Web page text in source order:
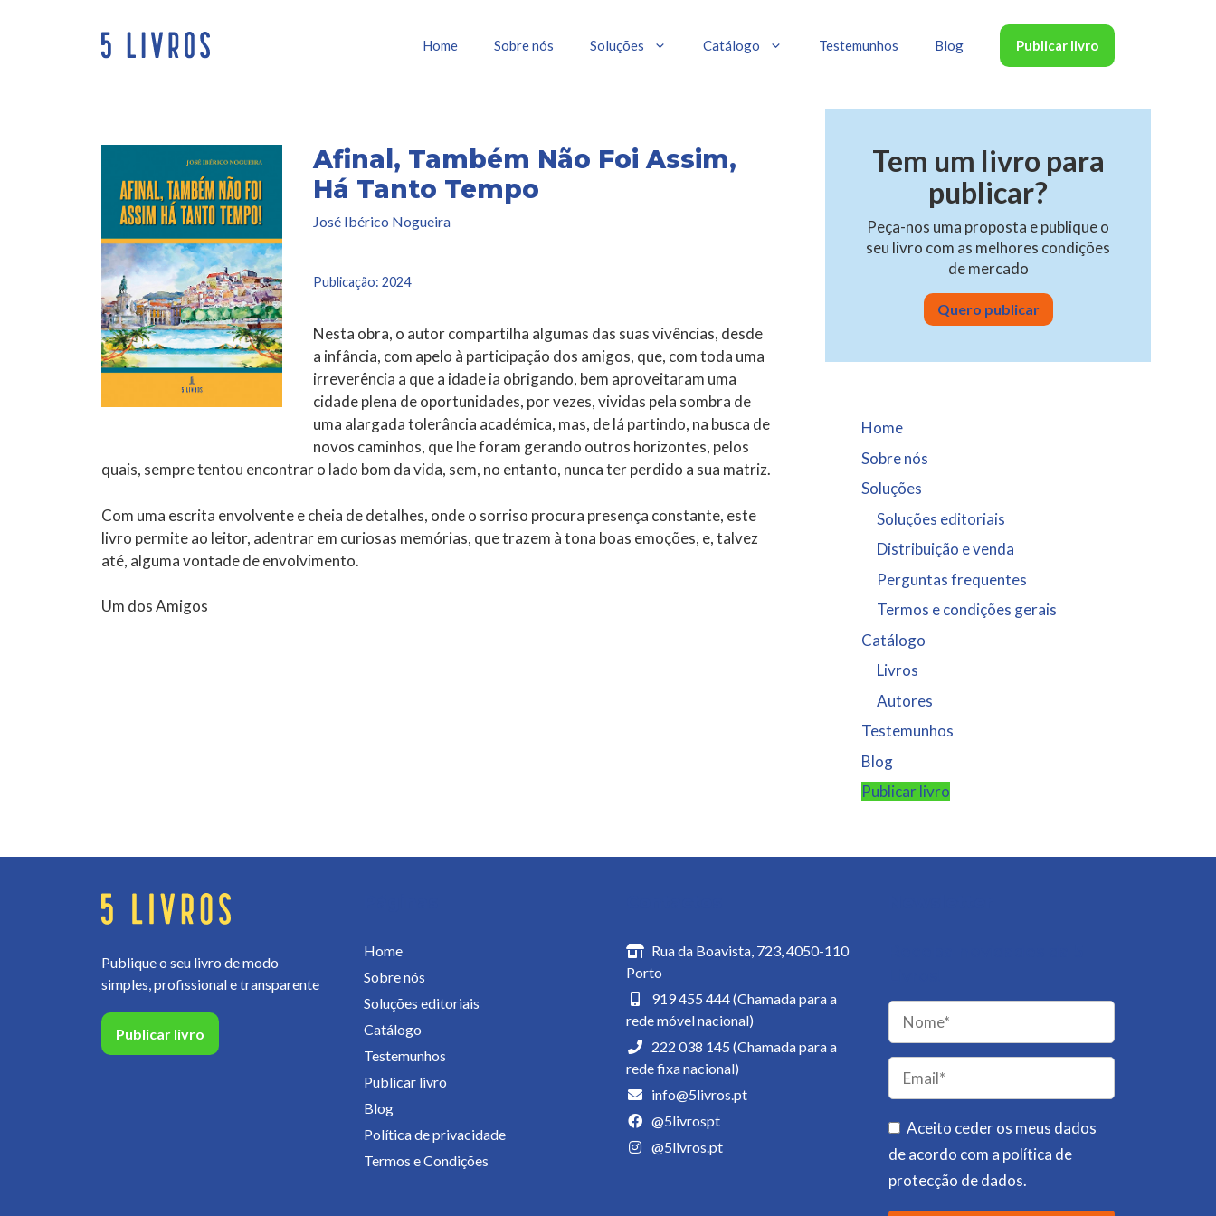
Home Sobre nós Soluções Catálogo Testemunhos Blog Publicar livro
Afinal, Também Não Foi Assim,
Há Tanto Tempo
José Ibérico Nogueira
Publicação: 2024
Nesta obra, o autor compartilha algumas das suas vivências, desde
a infância, com apelo à participação dos amigos, que, com toda uma
irreverência a que a idade ia obrigando, bem aproveitaram uma
cidade plena de oportunidades, por vezes, vividas pela sombra de
uma alargada tolerância académica, mas, de lá partindo, na busca de
novos caminhos, que lhe foram gerando outros horizontes, pelos
quais, sempre tentou encontrar o lado bom da vida, sem, no entanto, nunca ter perdido a sua matriz.
Com uma escrita envolvente e cheia de detalhes, onde o sorriso procura presença constante, este
livro permite ao leitor, adentrar em curiosas memórias, que trazem à tona boas emoções, e, talvez
até, alguma vontade de envolvimento.
Um dos Amigos
Tem um livro para
publicar?
Peça-nos uma proposta e publique o
seu livro com as melhores condições
de mercado
Quero publicar
Home
Sobre nós
Soluções
Soluções editoriais
Distribuição e venda
Perguntas frequentes
Termos e condições gerais
Catálogo
Livros
Autores
Testemunhos
Blog
Publicar livro
Publique o seu livro de modo
simples, profissional e transparente
Publicar livro
Home
Sobre nós
Soluções editoriais
Catálogo
Testemunhos
Publicar livro
Blog
Política de privacidade
Termos e Condições
Rua da Boavista, 723, 4050-110
Porto
919 455 444 (Chamada para a
rede móvel nacional)
222 038 145 (Chamada para a
rede fixa nacional)
info@5livros.pt
@5livrospt
@5livros.pt
Please
leave
this
field
empty.
Aceito ceder os meus dados
de acordo com a política de
protecção de dados.